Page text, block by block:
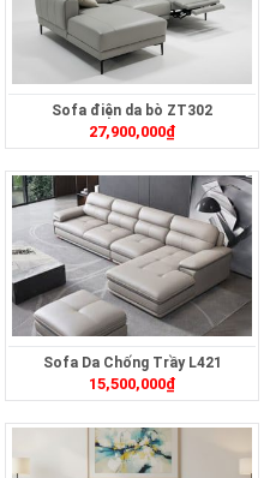
Sofa điện da bò ZT302
27,900,000₫
Sofa Da Chống Trầy L421
15,500,000₫